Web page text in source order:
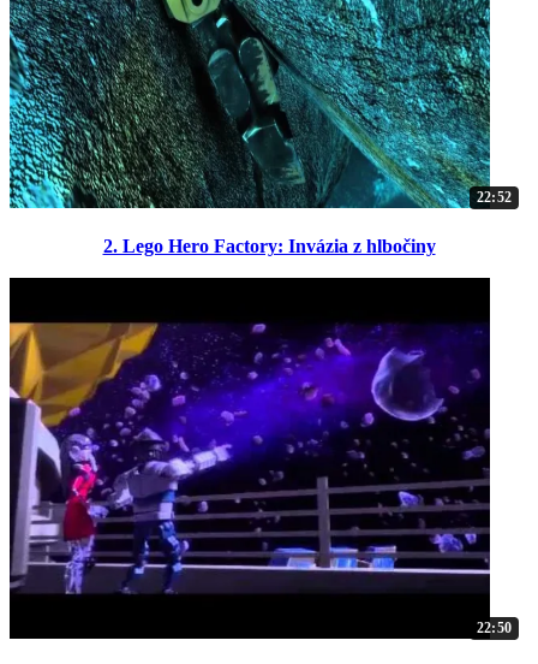
22:52
2. Lego Hero Factory: Invázia z hlbočiny
22:50